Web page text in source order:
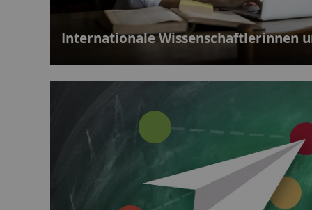
Internationale Wissenschaftlerinnen